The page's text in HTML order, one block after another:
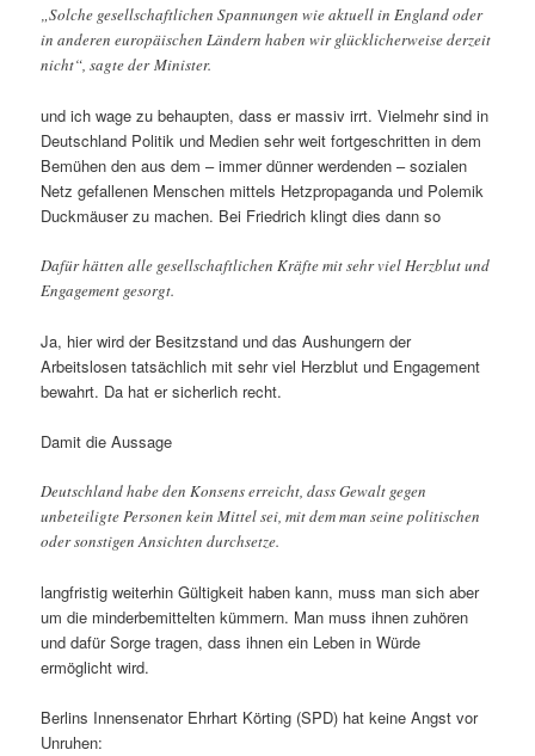
„Solche gesellschaftlichen Spannungen wie aktuell in England oder
in anderen europäischen Ländern haben wir glücklicherweise derzeit
nicht“, sagte der Minister.
und ich wage zu behaupten, dass er massiv irrt. Vielmehr sind in
Deutschland Politik und Medien sehr weit fortgeschritten in dem
Bemühen den aus dem – immer dünner werdenden – sozialen
Netz gefallenen Menschen mittels Hetzpropaganda und Polemik
Duckmäuser zu machen. Bei Friedrich klingt dies dann so
Dafür hätten alle gesellschaftlichen Kräfte mit sehr viel Herzblut und
Engagement gesorgt.
Ja, hier wird der Besitzstand und das Aushungern der
Arbeitslosen tatsächlich mit sehr viel Herzblut und Engagement
bewahrt. Da hat er sicherlich recht.
Damit die Aussage
Deutschland habe den Konsens erreicht, dass Gewalt gegen
unbeteiligte Personen kein Mittel sei, mit dem man seine politischen
oder sonstigen Ansichten durchsetze.
langfristig weiterhin Gültigkeit haben kann, muss man sich aber
um die minderbemittelten kümmern. Man muss ihnen zuhören
und dafür Sorge tragen, dass ihnen ein Leben in Würde
ermöglicht wird.
Berlins Innensenator Ehrhart Körting (SPD) hat keine Angst vor
Unruhen: